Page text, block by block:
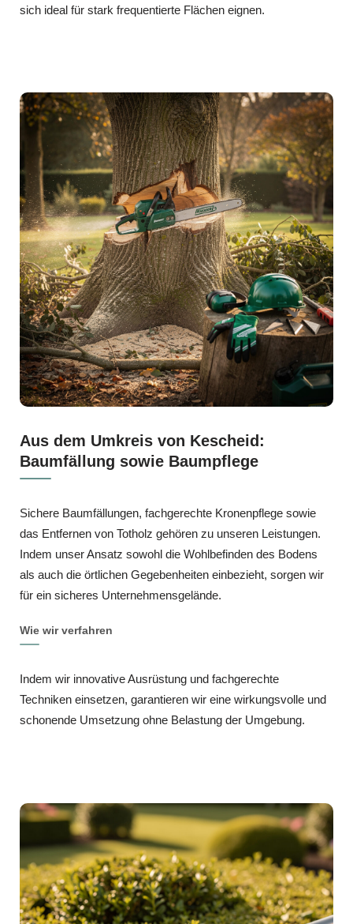
sich ideal für stark frequentierte Flächen eignen.
Aus dem Umkreis von Kescheid:
Baumfällung sowie Baumpflege
Sichere Baumfällungen, fachgerechte Kronenpflege sowie
das Entfernen von Totholz gehören zu unseren Leistungen.
Indem unser Ansatz sowohl die Wohlbefinden des Bodens
als auch die örtlichen Gegebenheiten einbezieht, sorgen wir
für ein sicheres Unternehmensgelände.
Wie wir verfahren
Indem wir innovative Ausrüstung und fachgerechte
Techniken einsetzen, garantieren wir eine wirkungsvolle und
schonende Umsetzung ohne Belastung der Umgebung.